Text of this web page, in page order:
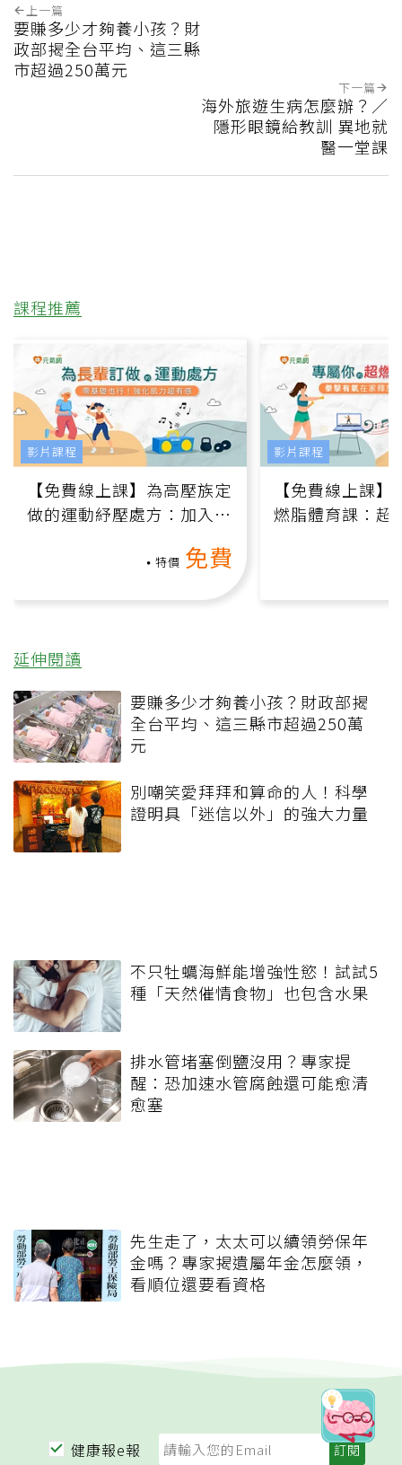
上一篇
要賺多少才夠養小孩？財
政部揭全台平均、這三縣
市超過250萬元
下一篇
海外旅遊生病怎麼辦？／
隱形眼鏡給教訓 異地就
醫一堂課
課程推薦
【免費線上課】為高壓族定
做的運動紓壓處方：加入行
特價 免費
影片課程
【免費線上課
燃脂體育課：超
影片課程
延伸閱讀
要賺多少才夠養小孩？財政部揭
全台平均、這三縣市超過250萬
元
別嘲笑愛拜拜和算命的人！科學
證明具「迷信以外」的強大力量
不只牡蠣海鮮能增強性慾！試試5
種「天然催情食物」也包含水果
排水管堵塞倒鹽沒用？專家提
醒：恐加速水管腐蝕還可能愈清
愈塞
先生走了，太太可以續領勞保年
金嗎？專家揭遺屬年金怎麼領，
看順位還要看資格
健康報e報